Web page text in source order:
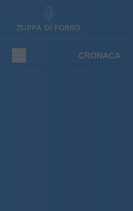
ZUPPA DI PORRO
CRONACA